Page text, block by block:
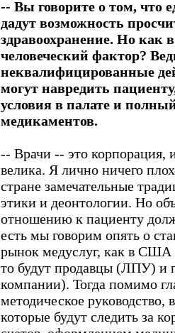
-- Вы говорите о том, что
дадут возможность
здравоохранение. Но как
человеческий фактор?
неквалифицированные
могут навредить
условия в палате и
медикаментов.
-- Врачи -- это корпорация,
велика. Я лично ничего
стране замечательные
этики и деонтологии. Но
отношению к пациенту
есть мы говорим опять о
рынок медуслуг, как в США
то будут продавцы (ЛПУ) и
компании). Тогда помимо
методическое
которые будут следить за